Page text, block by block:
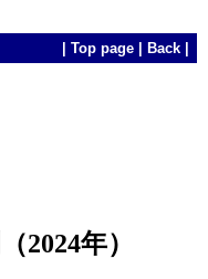
Top page Back
2024年）